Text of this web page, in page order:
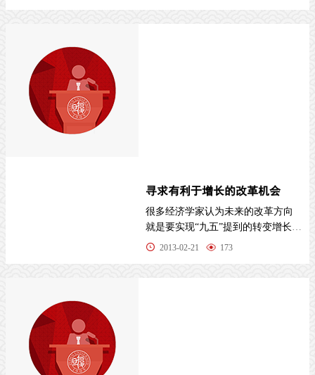
寻求有利于增长的改革机会
很多经济学家认为未来的改革方向
就是要实现“九五”提到的转变增长方
式的目标，因
2013-02-21 173